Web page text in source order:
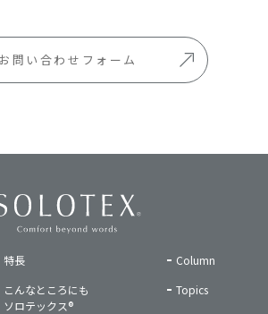
お問い合わせフォーム
特長
こんなところにも
ソロテックス®
Column
Topics